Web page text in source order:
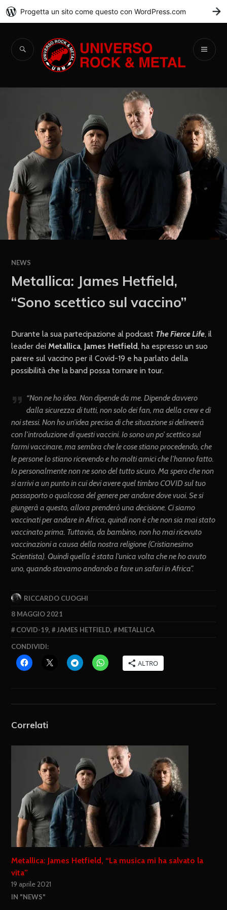
Universo Rock &
Metal
NEWS
Metallica: James Hetfield,
“Sono scettico sul vaccino”
Durante la sua partecipazione al podcast The Fierce Life, il
leader deiMetallica, James Hetfield, ha espresso un suo
parere sul vaccino per il Covid-19 e ha parlato della
possibilità che la band possa tornare in tour.
“Non ne ho idea. Non dipende da me. Dipende davvero
dalla sicurezza di tutti, non solo dei fan, ma della crew e di
noi stessi. Non ho un’idea precisa di che situazione si delineerà
con l’introduzione di questi vaccini. Io sono un po’ scettico sul
farmi vaccinare, ma sembra che le cose stiano procedendo, che
le persone lo stiano ricevendo e ho molti amici che l’hanno fatto.
Io personalmente non ne sono del tutto sicuro. Ma spero che non
si arrivi a un punto in cui devi avere quel timbro COVID sul tuo
passaporto o qualcosa del genere per andare dove vuoi. Se si
giungerà a questo, allora prenderò una decisione. Ci siamo
vaccinati per andare in Africa, quindi non è che non sia mai stato
vaccinato prima. Tuttavia, da bambino, non ho mai ricevuto
vaccinazioni a causa della nostra religione (Cristianesimo
Scientista). Quindi quella è stata l’unica volta che ne ho avuto
uno, quando stavamo andando a fare un safari in Africa”.
RICCARDO CUOGHI
8 MAGGIO 2021
COVID-19, JAMES HETFIELD, METALLICA
CONDIVIDI:
ALTRO
Correlati
Metallica: James Hetfield, “La musica mi ha salvato la
vita”
19 aprile 2021
IN "NEWS"
Progetta un sito come questo con WordPress.com